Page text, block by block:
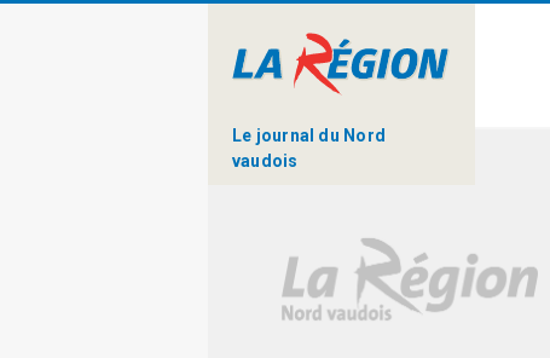
Le journal du Nord
vaudois